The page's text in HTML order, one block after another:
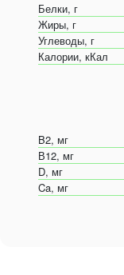
Белки, г
Жиры, г
Углеводы, г
Калории, кКал
B2, мг
В12, мг
D, мг
Ca, мг